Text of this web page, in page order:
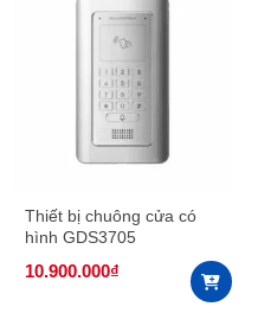
Thiết bị chuông cửa có
hình GDS3705
10.900.000₫